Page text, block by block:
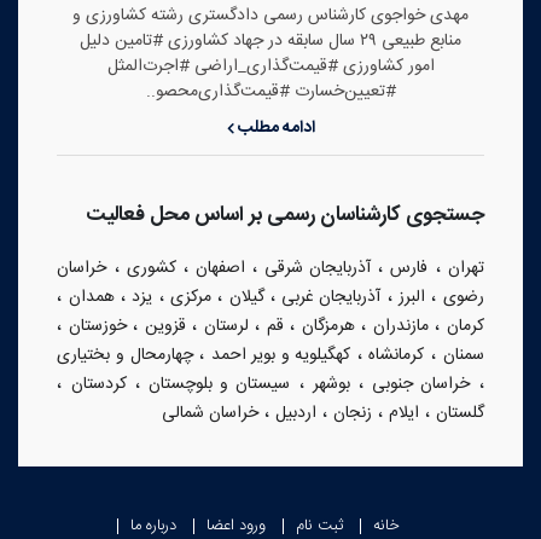
مهدی خواجوی کارشناس رسمی دادگستری رشته کشاورزی و
منابع طبیعی ۲۹ سال سابقه در جهاد کشاورزی #تامین دلیل
امور کشاورزی #قیمت‌گذاری_اراضی #اجرت‌المثل‌‌
#تعیین‌خسارت #قیمت‌گذاری‌محصو..
ادامه مطلب
جستجوی کارشناسان رسمی بر اساس محل فعالیت
تهران ، فارس،آذربایجان شرقی ، اصفهان ،کشوری ،خراسان
رضوی ، البرز،آذربایجان غربی ،گیلان ،مرکزی ، یزد،همدان ،
کرمان ،مازندران ،هرمزگان ، قم ، لرستان ، قزوین ،خوزستان ،
سمنان ، کرمانشاه، کهگیلویه و بویر احمد ،چهارمحال و بختیاری
،خراسان جنوبی ،بوشهر، سیستان و بلوچستان،کردستان ،
گلستان ، ایلام ، زنجان ، اردبیل ،خراسان شمالی
خانه ثبت نام ورود اعضا درباره ما